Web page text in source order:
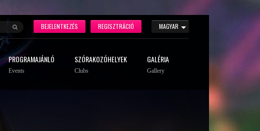
MAGYAR
REGISZTRÁCIÓ
BEJELENTKEZÉS
PROGRAMAJÁNLÓ
Events
SZÓRAKOZÓHELYEK
Clubs
GALÉRIA
Gallery